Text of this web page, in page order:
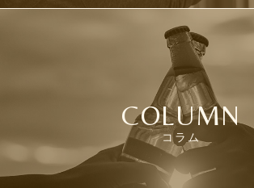
COLUMN
コラム